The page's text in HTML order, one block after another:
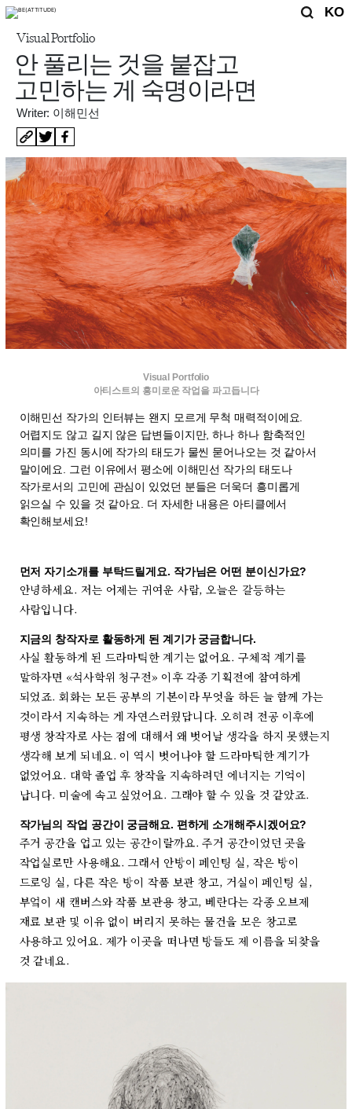
KO
Visual Portfolio
안 풀리는 것을 붙잡고
고민하는 게 숙명이라면
Writer: 이해민선
Visual Portfolio
아티스트의 흥미로운 작업을 파고듭니다
이해민선 작가의 인터뷰는 왠지 모르게 무척 매력적이에요.
어렵지도 않고 길지 않은 답변들이지만, 하나 하나 함축적인
의미를 가진 동시에 작가의 태도가 물씬 묻어나오는 것 같아서
말이에요. 그런 이유에서 평소에 이해민선 작가의 태도나
작가로서의 고민에 관심이 있었던 분들은 더욱더 흥미롭게
읽으실 수 있을 것 같아요. 더 자세한 내용은 아티클에서
확인해보세요!
먼저 자기소개를 부탁드릴게요. 작가님은 어떤 분이신가요?
안녕하세요. 저는 어제는 귀여운 사람, 오늘은 갈등하는
사람입니다.
지금의 창작자로 활동하게 된 계기가 궁금합니다.
사실 활동하게 된 드라마틱한 계기는 없어요. 구체적 계기를
말하자면 «석사학위 청구전» 이후 각종 기획전에 참여하게
되었죠. 회화는 모든 공부의 기본이라 무엇을 하든 늘 함께 가는
것이라서 지속하는 게 자연스러웠답니다. 오히려 전공 이후에
평생 창작자로 사는 점에 대해서 왜 벗어날 생각을 하지 못했는지
생각해 보게 되네요. 이 역시 벗어나야 할 드라마틱한 계기가
없었어요. 대학 졸업 후 창작을 지속하려던 에너지는 기억이
납니다. 미술에 속고 싶었어요. 그래야 할 수 있을 것 같았죠.
작가님의 작업 공간이 궁금해요. 편하게 소개해주시겠어요?
주거 공간을 업고 있는 공간이랄까요. 주거 공간이었던 곳을
작업실로만 사용해요. 그래서 안방이 페인팅 실, 작은 방이
드로잉 실, 다른 작은 방이 작품 보관 창고, 거실이 페인팅 실,
부엌이 새 캔버스와 작품 보관용 창고, 베란다는 각종 오브제
재료 보관 및 이유 없이 버리지 못하는 물건을 모은 창고로
사용하고 있어요. 제가 이곳을 떠나면 방들도 제 이름을 되찾을
것 같네요.